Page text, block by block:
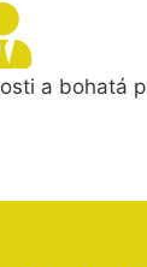
a bohatá